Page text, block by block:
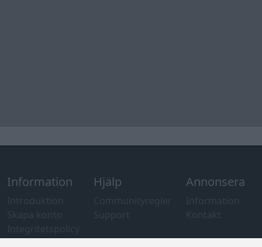
Information
och information
Hjälp Annonsera